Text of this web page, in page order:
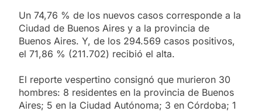
Un 74,76 % de los nuevos casos corresponde a la
Ciudad de Buenos Aires y a la provincia de
Buenos Aires. Y, de los 294.569 casos positivos,
el 71,86 % (211.702) recibió el alta.
El reporte vespertino consignó que murieron 30
hombres: 8 residentes en la provincia de Buenos
Aires; 5 en la Ciudad Autónoma; 3 en Córdoba; 1